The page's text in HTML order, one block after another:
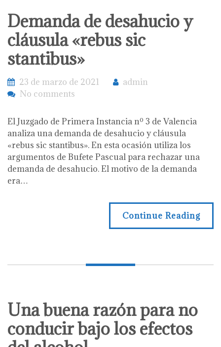
Demanda de desahucio y
cláusula «rebus sic
stantibus»
23 de marzo de 2021
admin
No comments
El Juzgado de Primera Instancia nº 3 de Valencia
analiza una demanda de desahucio y cláusula
«rebus sic stantibus». En esta ocasión utiliza los
argumentos de Bufete Pascual para rechazar una
demanda de desahucio. El motivo de la demanda
era…
Continue Reading
Una buena razón para no
conducir bajo los efectos